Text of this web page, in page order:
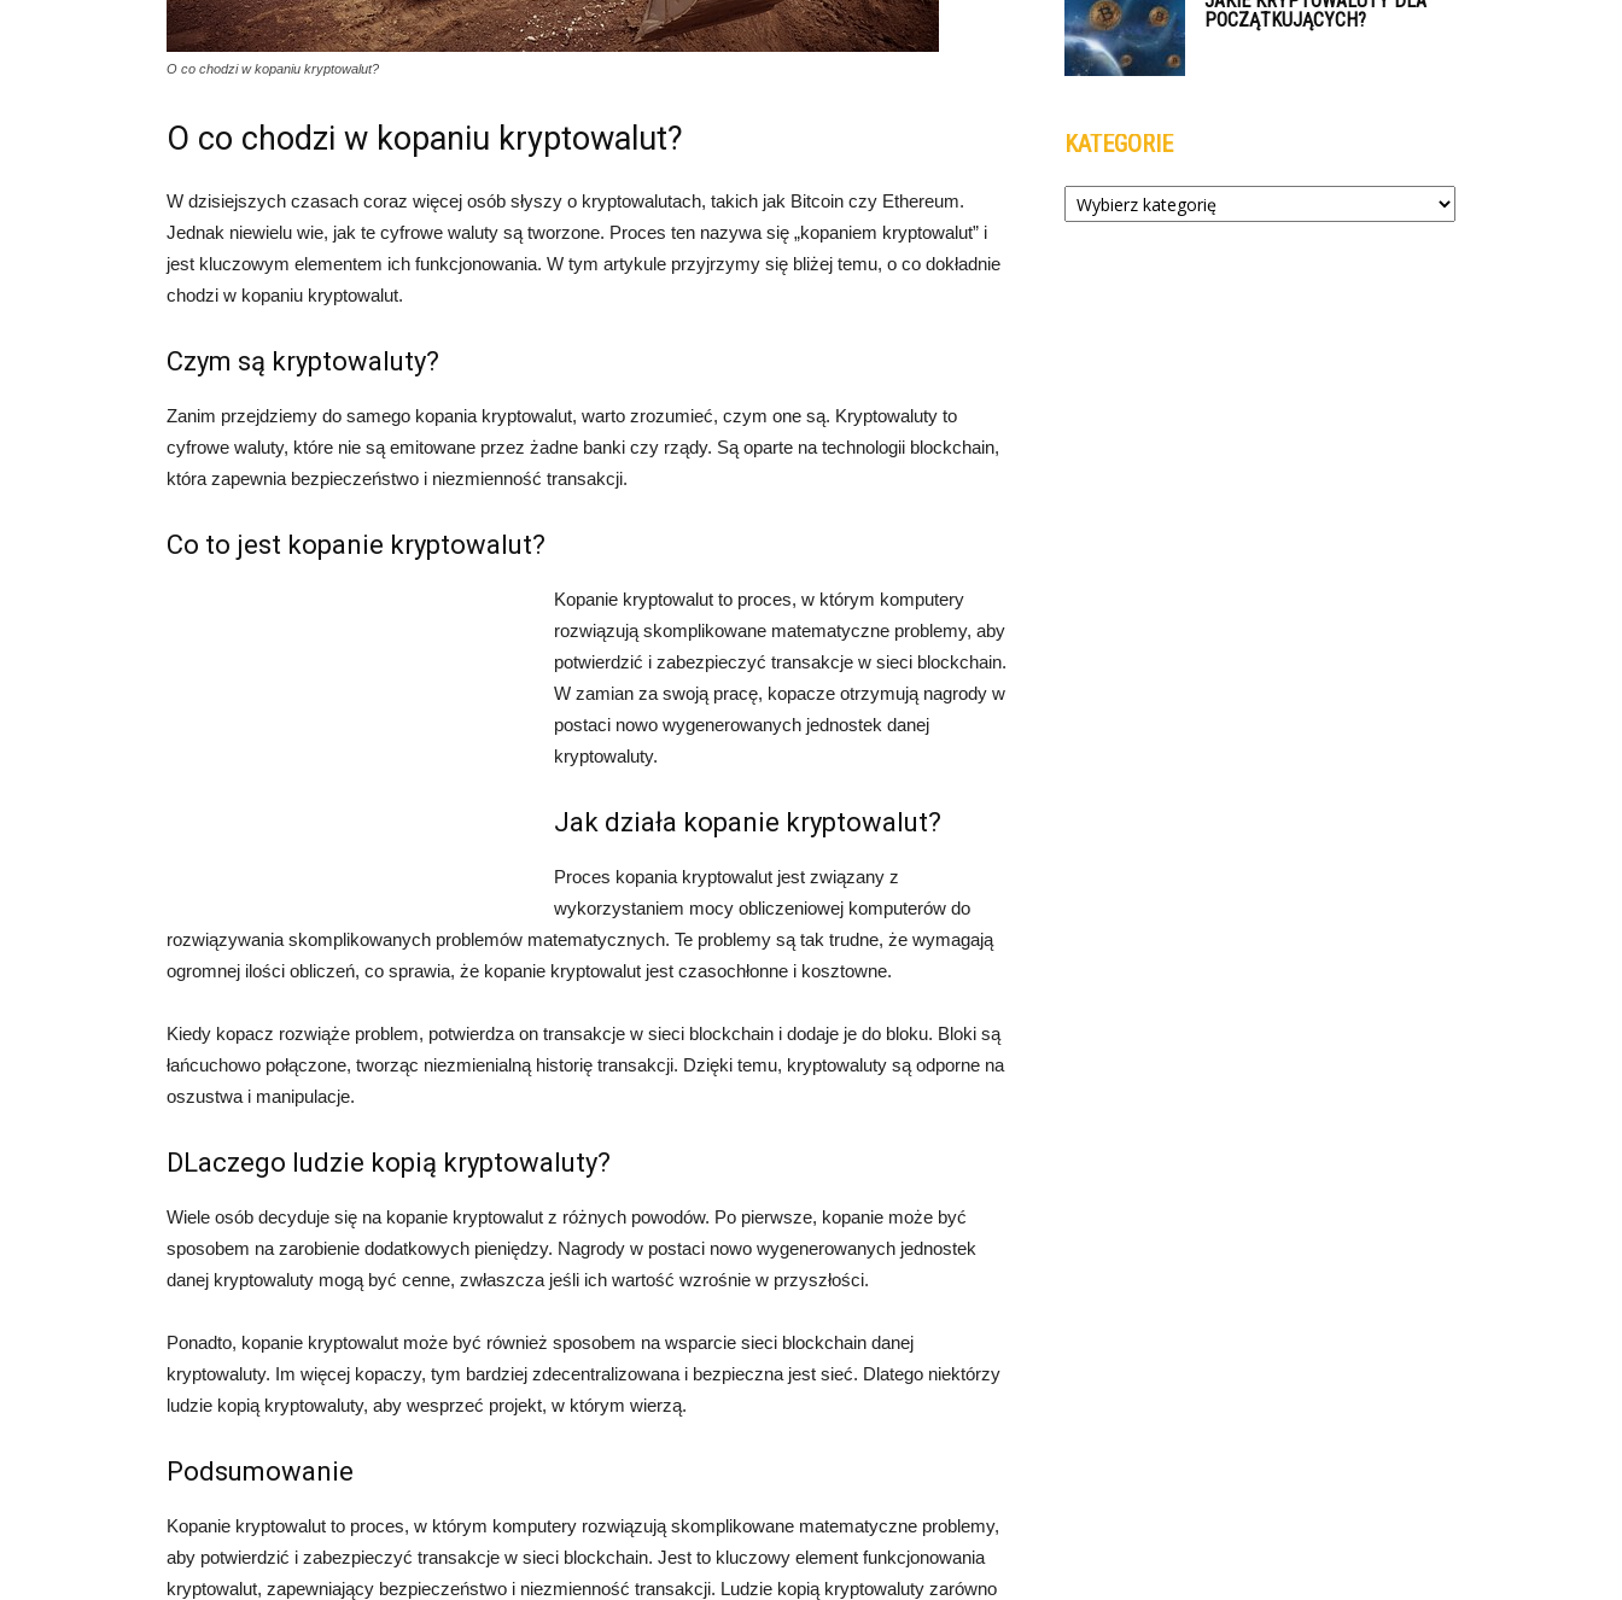
O co chodzi w kopaniu kryptowalut?
O co chodzi w kopaniu kryptowalut?
W dzisiejszych czasach coraz więcej osób słyszy o kryptowalutach, takich jak Bitcoin czy Ethereum.
Jednak niewielu wie, jak te cyfrowe waluty są tworzone. Proces ten nazywa się „kopaniem kryptowalut” i
jest kluczowym elementem ich funkcjonowania. W tym artykule przyjrzymy się bliżej temu, o co dokładnie
chodzi w kopaniu kryptowalut.
Czym są kryptowaluty?
Zanim przejdziemy do samego kopania kryptowalut, warto zrozumieć, czym one są. Kryptowaluty to
cyfrowe waluty, które nie są emitowane przez żadne banki czy rządy. Są oparte na technologii blockchain,
która zapewnia bezpieczeństwo i niezmienność transakcji.
Co to jest kopanie kryptowalut?
Kopanie kryptowalut to proces, w którym komputery
rozwiązują skomplikowane matematyczne problemy, aby
potwierdzić i zabezpieczyć transakcje w sieci blockchain.
W zamian za swoją pracę, kopacze otrzymują nagrody w
postaci nowo wygenerowanych jednostek danej
kryptowaluty.
Jak działa kopanie kryptowalut?
Proces kopania kryptowalut jest związany z
wykorzystaniem mocy obliczeniowej komputerów do
rozwiązywania skomplikowanych problemów matematycznych. Te problemy są tak trudne, że wymagają
ogromnej ilości obliczeń, co sprawia, że kopanie kryptowalut jest czasochłonne i kosztowne.
Kiedy kopacz rozwiąże problem, potwierdza on transakcje w sieci blockchain i dodaje je do bloku. Bloki są
łańcuchowo połączone, tworząc niezmienialną historię transakcji. Dzięki temu, kryptowaluty są odporne na
oszustwa i manipulacje.
DLaczego ludzie kopią kryptowaluty?
Wiele osób decyduje się na kopanie kryptowalut z różnych powodów. Po pierwsze, kopanie może być
sposobem na zarobienie dodatkowych pieniędzy. Nagrody w postaci nowo wygenerowanych jednostek
danej kryptowaluty mogą być cenne, zwłaszcza jeśli ich wartość wzrośnie w przyszłości.
Ponadto, kopanie kryptowalut może być również sposobem na wsparcie sieci blockchain danej
kryptowaluty. Im więcej kopaczy, tym bardziej zdecentralizowana i bezpieczna jest sieć. Dlatego niektórzy
ludzie kopią kryptowaluty, aby wesprzeć projekt, w którym wierzą.
Podsumowanie
Kopanie kryptowalut to proces, w którym komputery rozwiązują skomplikowane matematyczne problemy,
aby potwierdzić i zabezpieczyć transakcje w sieci blockchain. Jest to kluczowy element funkcjonowania
kryptowalut, zapewniający bezpieczeństwo i niezmienność transakcji. Ludzie kopią kryptowaluty zarówno
POCZĄTKUJĄCYCH?
KATEGORIE
Kategorie